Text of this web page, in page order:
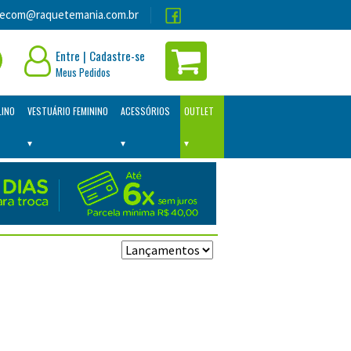
Entre | Cadastre-se
Meus Pedidos
VESTUÁRIO FEMININO ACESSÓRIOS OUTLET